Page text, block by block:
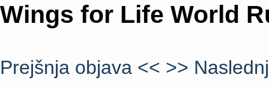
Wings for Life World
Prejšnja objava << >>